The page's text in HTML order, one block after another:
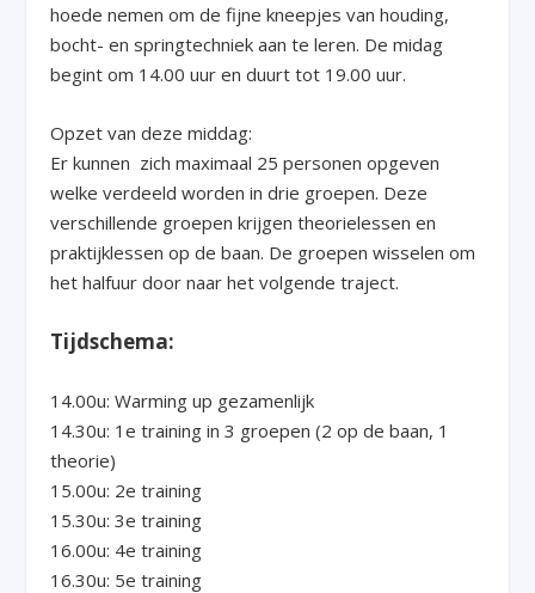
hoede nemen om de fijne kneepjes van houding,
bocht- en springtechniek aan te leren. De midag
begint om 14.00 uur en duurt tot 19.00 uur.
Opzet van deze middag:
Er kunnen zich maximaal 25 personen opgeven
welke verdeeld worden in drie groepen. Deze
verschillende groepen krijgen theorielessen en
praktijklessen op de baan. De groepen wisselen om
het halfuur door naar het volgende traject.
Tijdschema:
14.00u: Warming up gezamenlijk
14.30u: 1e training in 3 groepen (2 op de baan, 1
theorie)
15.00u: 2e training
15.30u: 3e training
16.00u: 4e training
16.30u: 5e training